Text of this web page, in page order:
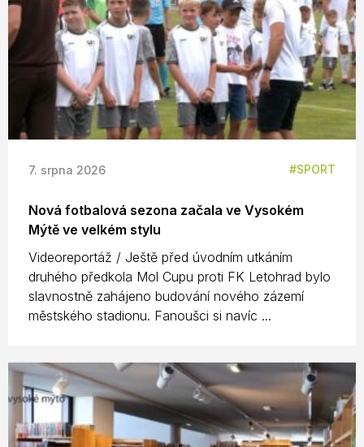
7. srpna 2026 SPORT
Nová fotbalová sezona začala ve Vysokém
Mýtě ve velkém stylu
Videoreportáž / Ještě před úvodním utkáním
druhého předkola Mol Cupu proti FK Letohrad bylo
slavnostně zahájeno budování nového zázemí
městského stadionu. Fanoušci si navíc ...